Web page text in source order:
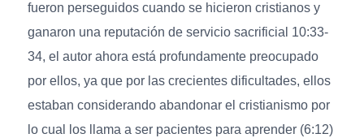
fueron perseguidos cuando se hicieron cristianos y
ganaron una reputación de servicio sacrificial 10:33-
34, el autor ahora está profundamente preocupado
por ellos, ya que por las crecientes dificultades, ellos
estaban considerando abandonar el cristianismo por
lo cual los llama a ser pacientes para aprender (6:12)